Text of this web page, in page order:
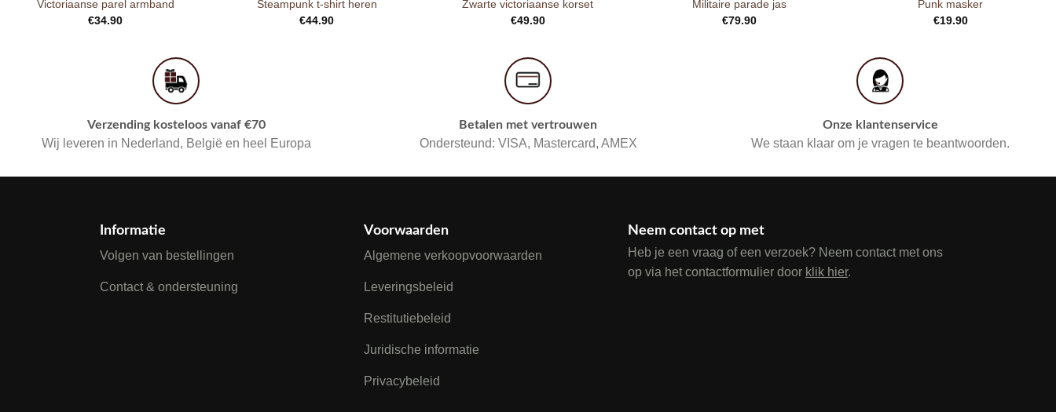
Victoriaanse parel armband
€34.90
Steampunk t-shirt heren
€44.90
Zwarte victoriaanse korset
€49.90
Militaire parade jas
€79.90
Punk masker
€19.90
Verzending kosteloos vanaf €70
Wij leveren in Nederland, België en heel Europa
Betalen met vertrouwen
Ondersteund: VISA, Mastercard, AMEX
Onze klantenservice
We staan klaar om je vragen te beantwoorden.
Informatie
Volgen van bestellingen
Contact & ondersteuning
Voorwaarden
Algemene verkoopvoorwaarden
Leveringsbeleid
Restitutiebeleid
Juridische informatie
Privacybeleid
Neem contact op met
Heb je een vraag of een verzoek? Neem contact met ons
op via het contactformulier door klik hier.